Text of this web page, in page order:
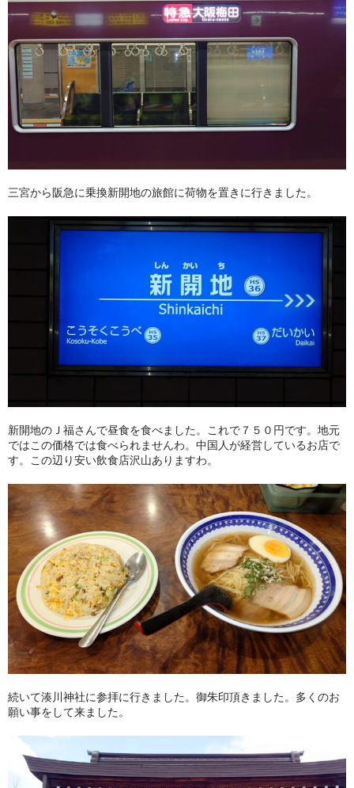
三宮から阪急に乗換新開地の旅館に荷物を置きに行きました。
新開地のＪ福さんで昼食を食べました。これで７５０円です。地元
ではこの価格では食べられませんわ。中国人が経営しているお店で
す。この辺り安い飲食店沢山ありますわ。
続いて湊川神社に参拝に行きました。御朱印頂きました。多くのお
願い事をして来ました。